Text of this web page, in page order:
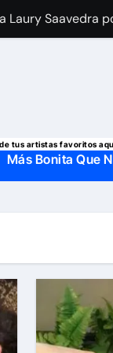
manda mensaje
la
tus artistas favoritos
Más Bonita Que